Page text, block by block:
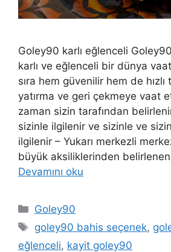
Goley90 karlı eğlenceli
karlı ve eğlenceli bir dünya
sıra hem güvenilir hem de
yatırma ve geri çekmeye vaat
zaman sizin tarafından
sizinle ilgilenir ve sizinle ve
ilgilenir – Yukarı merkezli
büyük aksiliklerinden
Devamını oku
Kategoriler
Goley90
Etiketler
goley90 bahis seçenek,
eğlenceli, kayit goley90